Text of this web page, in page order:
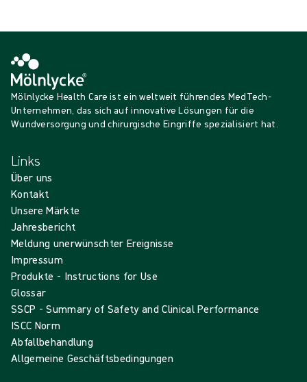
Mölnlycke Health Care ist ein weltweit führendes MedTech-
Unternehmen, das sich auf innovative Lösungen für die
Wundversorgung und chirurgische Eingriffe spezialisiert hat.
Links
Über uns
Kontakt
Unsere Märkte
Jahresbericht
Meldung unerwünschter Ereignisse
Impressum
Produkte - Instructions for Use
Glossar
SSCP - Summary of Safety and Clinical Performance
ISCC Norm
Abfallbehandlung
Allgemeine Geschäftsbedingungen